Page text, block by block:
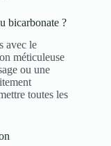
bicarbonate ?
avec le
méticuleuse
ou une
toutes les